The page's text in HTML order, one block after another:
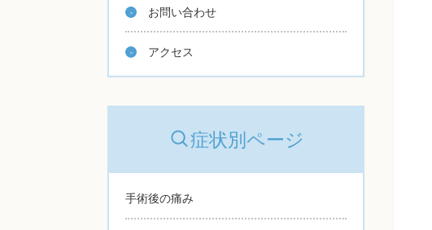
お問い合わせ
アクセス
症状別ページ
手術後の痛み